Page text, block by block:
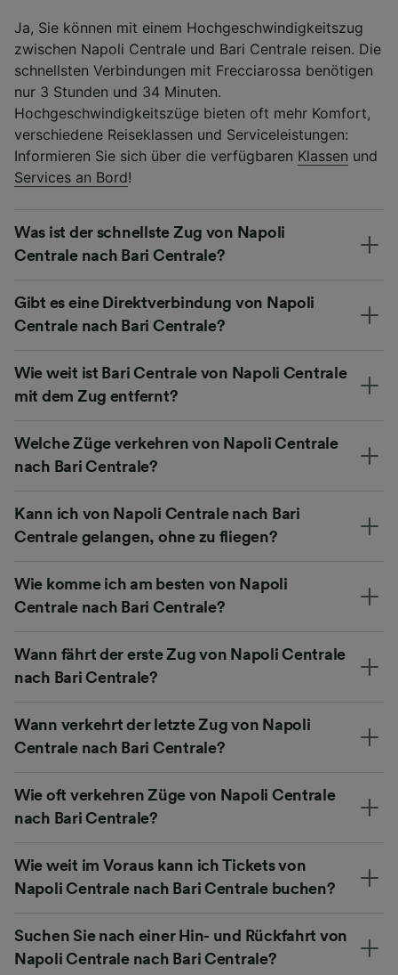
Ja, Sie können mit einem Hochgeschwindigkeitszug
zwischen Napoli Centrale und Bari Centrale reisen. Die
schnellsten Verbindungen mit Frecciarossa benötigen
nur 3 Stunden und 34 Minuten.
Hochgeschwindigkeitszüge bieten oft mehr Komfort,
verschiedene Reiseklassen und Serviceleistungen:
Informieren Sie sich über die verfügbaren Klassen und
Services an Bord!
Was ist der schnellste Zug von Napoli
Centrale nach Bari Centrale?
Gibt es eine Direktverbindung von Napoli
Centrale nach Bari Centrale?
Wie weit ist Bari Centrale von Napoli Centrale
mit dem Zug entfernt?
Welche Züge verkehren von Napoli Centrale
nach Bari Centrale?
Kann ich von Napoli Centrale nach Bari
Centrale gelangen, ohne zu fliegen?
Wie komme ich am besten von Napoli
Centrale nach Bari Centrale?
Wann fährt der erste Zug von Napoli Centrale
nach Bari Centrale?
Wann verkehrt der letzte Zug von Napoli
Centrale nach Bari Centrale?
Wie oft verkehren Züge von Napoli Centrale
nach Bari Centrale?
Wie weit im Voraus kann ich Tickets von
Napoli Centrale nach Bari Centrale buchen?
Suchen Sie nach einer Hin- und Rückfahrt von
Napoli Centrale nach Bari Centrale?